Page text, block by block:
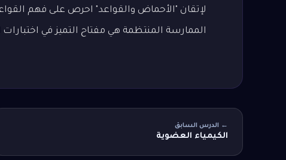
لإتقان "الأحماض والقواعد" احرص على فهم
الممارسة المنتظمة هي مفتاح التميز في اختبارات
← الدرس السابق
الكيمياء العضوية